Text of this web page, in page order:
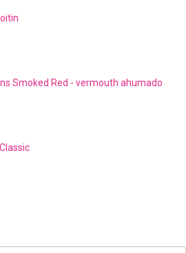
Smoked Red - vermouth ahumado